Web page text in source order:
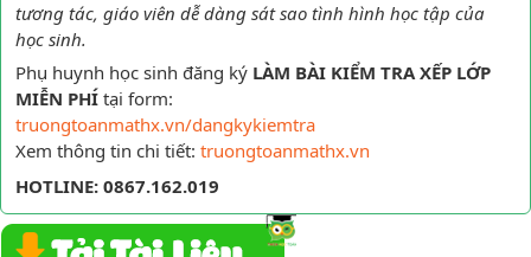
tương tác, giáo viên dễ dàng sát sao tình hình học tập của
học sinh.
Phụ huynh học sinh đăng ký LÀM BÀI KIỂM TRA XẾP LỚP
MIỄN PHÍ tại form:
truongtoanmathx.vn/dangkykiemtra
Xem thông tin chi tiết: truongtoanmathx.vn
HOTLINE: 0867.162.019